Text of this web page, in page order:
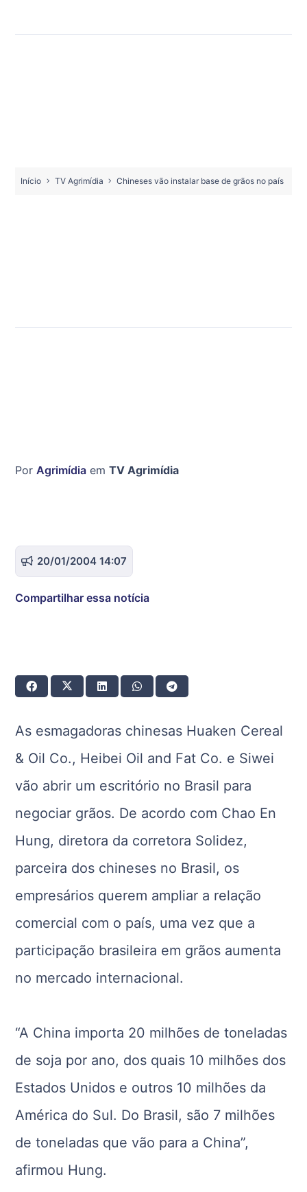
Início TV Agrimídia Chineses vão instalar base de grãos no país
Por Agrimídia em TV Agrimídia
20/01/2004 14:07
Compartilhar essa notícia
As esmagadoras chinesas Huaken Cereal
& Oil Co., Heibei Oil and Fat Co. e Siwei
vão abrir um escritório no Brasil para
negociar grãos. De acordo com Chao En
Hung, diretora da corretora Solidez,
parceira dos chineses no Brasil, os
empresários querem ampliar a relação
comercial com o país, uma vez que a
participação brasileira em grãos aumenta
no mercado internacional.
“A China importa 20 milhões de toneladas
de soja por ano, dos quais 10 milhões dos
Estados Unidos e outros 10 milhões da
América do Sul. Do Brasil, são 7 milhões
de toneladas que vão para a China”,
afirmou Hung.